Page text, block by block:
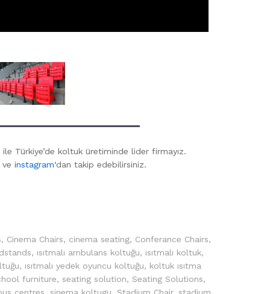
Türkiye’de koltuk üretiminde lider firmayız.
ve instagram‘dan takip edebilirsiniz.
, Cinema Chairs, cinema seating, Conferance Chairs,
, ısıtmalı ambulans koltuğu, ısıtmalı koltuk,
, ısıtmalı yedek oyuncu koltuğu, koltuk ısıtma
furniture, seating solution, Seating Solutions,